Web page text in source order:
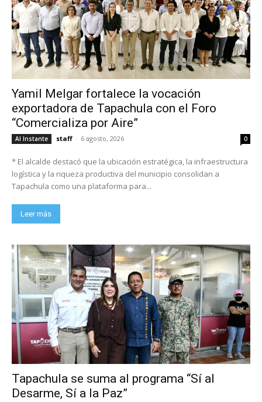
Yamil Melgar fortalece la vocación
exportadora de Tapachula con el Foro
“Comercializa por Aire”
Al Instante staff - 6 agosto, 2026 0
* El alcalde destacó que la ubicación estratégica, la infraestructura
logística y la riqueza productiva del municipio consolidan a
Tapachula como una plataforma para...
Leer más
Tapachula se suma al programa “Sí al
Desarme, Sí a la Paz”